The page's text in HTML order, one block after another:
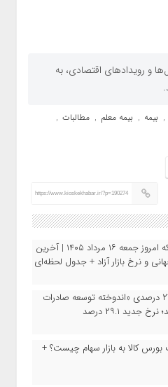
و رویدادهای اقتصادی، به
, بیمه , بیمه معلم , مطالبات ,
https://www.kioskekhabar.ir/?p=190274
قیمت طلا و سکه امروز جمعه ۱۶ مرداد ۱۴۰۵ | آخرین
و نرخ بازار آزاد + جدول لحظه‌ای
آخرین سود ۲۷.۷ درصدی «اندوخته توسعه صادرات
جدید ۲۹.۱ درصد
کالا به بازار سهام چیست؟ +